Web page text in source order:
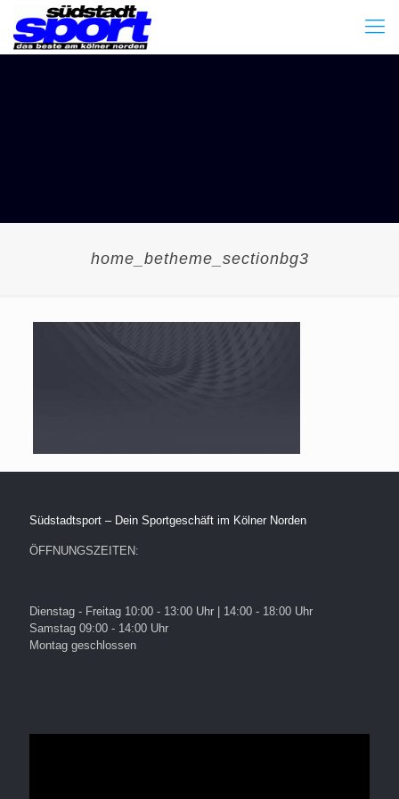
home_betheme_sectionbg3
Südstadtsport – Dein Sportgeschäft im Kölner Norden
ÖFFNUNGSZEITEN:
Dienstag - Freitag 10:00 - 13:00 Uhr | 14:00 - 18:00 Uhr
Samstag 09:00 - 14:00 Uhr
Montag geschlossen